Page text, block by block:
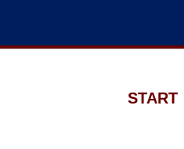
START